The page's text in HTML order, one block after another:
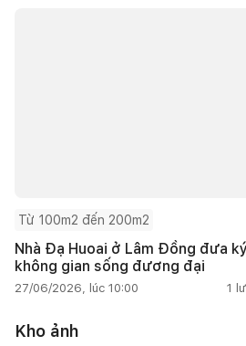
Từ 100m2 đến 200m2
Nhà Đạ Huoai ở Lâm Đồng đưa
không gian sống đương đại
27/06/2026, lúc 10:00 1
Kho ảnh